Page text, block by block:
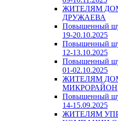
ЖИТЕЛЯМ
ДРУЖАЕВА
Повышенный
19-20.10.2025
Повышенный
12-13.10.2025
Повышенный
01-02.10.2025
ЖИТЕЛЯМ
МИКРОРАЙОН
Повышенный
14-15.09.2025
ЖИТЕЛЯМ